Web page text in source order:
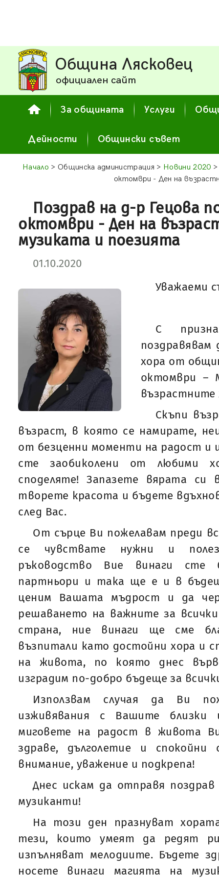
Община Лясковец
официален сайт
За общината Услуги
Дейности Общински съвет
Начало > Общинска администрация > Новини 2020
октомври - Ден на
Поздрав на д-р Гецова
октомври - Ден на
музиката и поезията
01.10.2020
Уважаеми
С
поздравявам
хора от
октомври –
възрастните
Скъпи
възраст, в която се намирате,
от безценни моменти на радост и
сте заобиколени от любими
споделяте! Запазете вярата си
творете красота и бъдете
след Вас.
От сърце Ви пожелавам преди
се чувствате нужни и
ръководство Вие винаги сте
партньори и така ще е и в
ценим Вашата мъдрост и да
решаването на важните за
страна, ние винаги ще сме
възпитали като достойни хора и
на живота, по която днес
изградим по-добро бъдеще за
Използвам случая да Ви
изживявания с Вашите
миговете на радост в живота
здраве, дълголетие и спокойни
внимание, уважение и подкрепа!
Днес искам да отправя
музиканти!
На този ден празнуват
тези, които умеят да редят
изпълняват мелодиите. Бъдете
носете винаги магията на